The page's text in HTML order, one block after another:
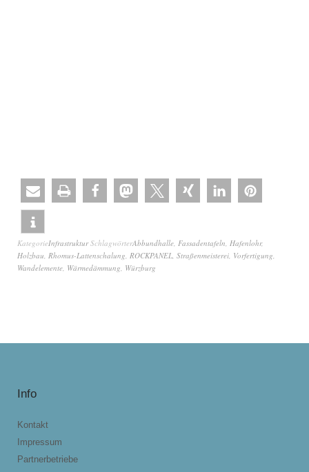
KategorieInfrastruktur SchlagwörterAbbundhalle, Fassadentafeln, Hafenlohr,
Holzbau, Rhomus-Lattenschalung, ROCKPANEL, Straßenmeisterei, Vorfertigung,
Wandelemente, Wärmedämmung, Würzburg
Info
Kontakt
Impressum
Partnerbetriebe